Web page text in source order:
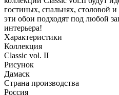
гостиных, спальнях, столовой
эти обои подходят под любой
интерьера!
Характеристики
Коллекция
Classic vol. II
Рисунок
Дамаск
Страна производства
Россия